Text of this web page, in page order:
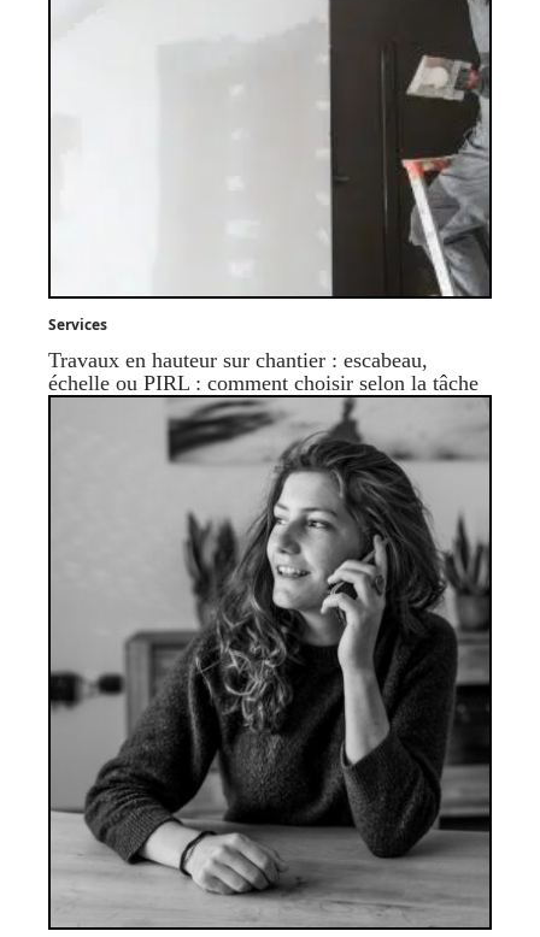
Services
Travaux en hauteur sur chantier : escabeau,
échelle ou PIRL : comment choisir selon la tâche